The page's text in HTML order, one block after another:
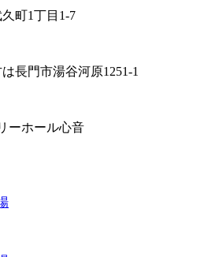
町1丁目1-7
長門市湯谷河原1251-1